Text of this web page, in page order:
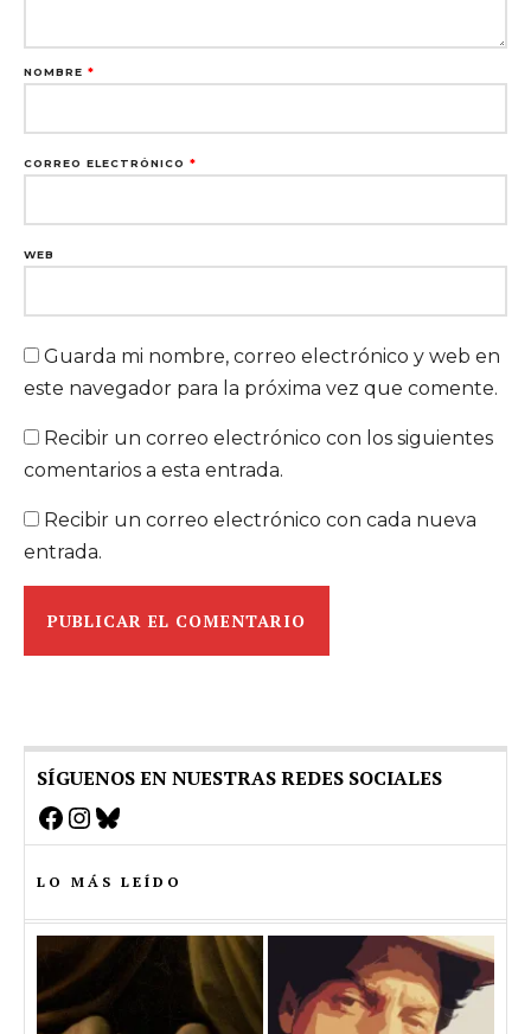
NOMBRE *
CORREO ELECTRÓNICO *
WEB
Guarda mi nombre, correo electrónico y web en
este navegador para la próxima vez que comente.
Recibir un correo electrónico con los siguientes
comentarios a esta entrada.
Recibir un correo electrónico con cada nueva
entrada.
SÍGUENOS EN NUESTRAS REDES SOCIALES
Facebook
Instagram
Bluesky
LO MÁS LEÍDO